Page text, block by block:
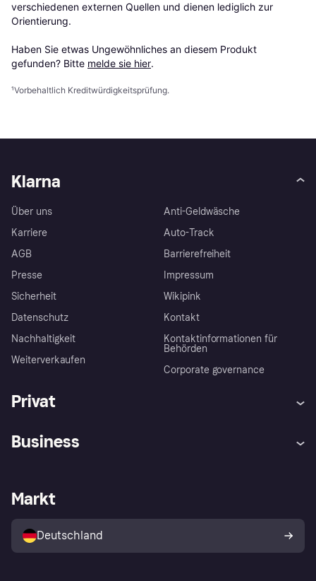
verschiedenen externen Quellen und dienen lediglich zur
Orientierung.
Haben Sie etwas Ungewöhnliches an diesem Produkt
gefunden? Bitte melde sie hier.
¹Vorbehaltlich Kreditwürdigkeitsprüfung.
Klarna
Über uns
Karriere
AGB
Presse
Sicherheit
Datenschutz
Nachhaltigkeit
Weiterverkaufen
Anti-Geldwäsche
Auto-Track
Barrierefreiheit
Impressum
Wikipink
Kontakt
Kontaktinformationen für
Behörden
Corporate governance
Privat
Klarna App
Shops entdecken
Käuferschutzrichtlinie
Dein Widerrufsrecht
Business
Händlerportal
Markt
Deutschland